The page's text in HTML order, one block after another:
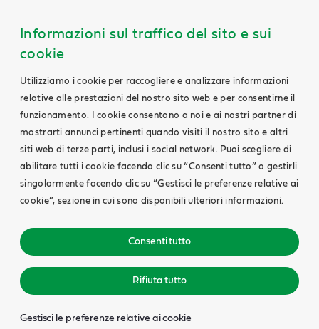
Informazioni sul traffico del sito e sui
cookie
Utilizziamo i cookie per raccogliere e analizzare informazioni
relative alle prestazioni del nostro sito web e per consentirne il
funzionamento. I cookie consentono a noi e ai nostri partner di
mostrarti annunci pertinenti quando visiti il nostro sito e altri
siti web di terze parti, inclusi i social network. Puoi scegliere di
abilitare tutti i cookie facendo clic su “Consenti tutto” o gestirli
singolarmente facendo clic su “Gestisci le preferenze relative ai
cookie”, sezione in cui sono disponibili ulteriori informazioni.
Consenti tutto
Rifiuta tutto
Gestisci le preferenze relative ai cookie